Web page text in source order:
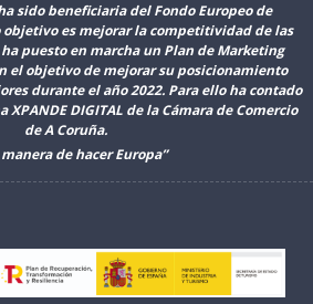
sido beneficiaria del Fondo Europeo de
objetivo es mejorar la competitividad de las
puesto en marcha un Plan de Marketing
el objetivo de mejorar su posicionamiento
durante el año 2022. Para ello ha contado
XPANDE DIGITAL de la Cámara de Comercio
de A Coruña.
de hacer Europa”